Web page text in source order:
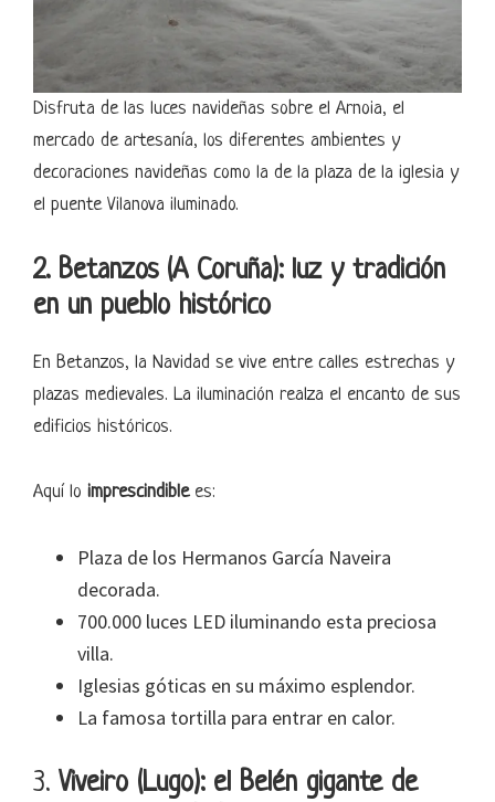
Disfruta de las luces navideñas sobre el Arnoia, el
mercado de artesanía, los diferentes ambientes y
decoraciones navideñas como la de la plaza de la iglesia y
el puente Vilanova iluminado.
2. Betanzos (A Coruña): luz y tradición
en un pueblo histórico
En Betanzos, la Navidad se vive entre calles estrechas y
plazas medievales. La iluminación realza el encanto de sus
edificios históricos.
Aquí lo imprescindiblees:
Plaza de los Hermanos García Naveira
decorada.
700.000 luces LED iluminando esta preciosa
villa.
Iglesias góticas en su máximo esplendor.
La famosa tortilla para entrar en calor.
3. Viveiro (Lugo): el Belén gigante de